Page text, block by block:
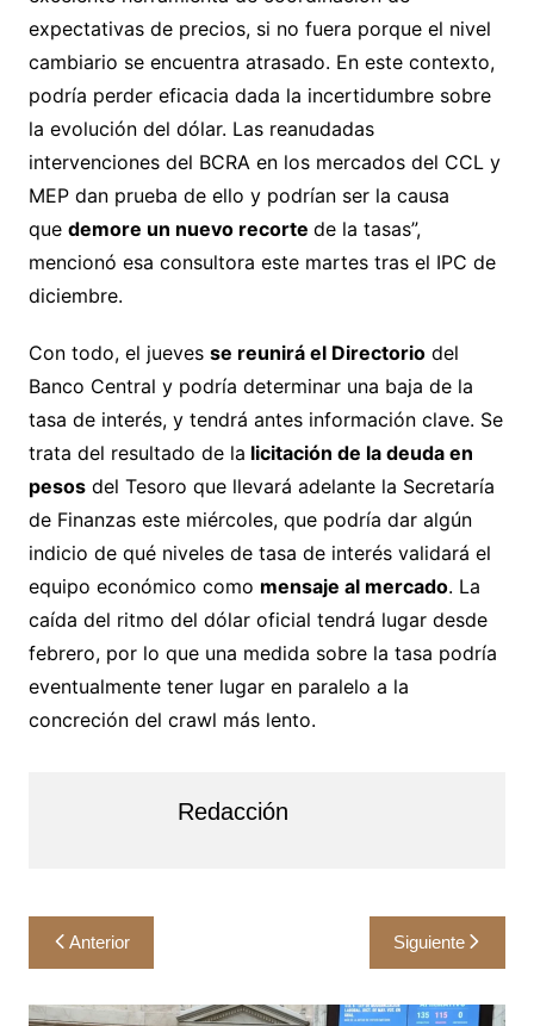
expectativas de precios, si no fuera porque el nivel
cambiario se encuentra atrasado. En este contexto,
podría perder eficacia dada la incertidumbre sobre
la evolución del dólar. Las reanudadas
intervenciones del BCRA en los mercados del CCL y
MEP dan prueba de ello y podrían ser la causa
que demore un nuevo recorte de la tasas”,
mencionó esa consultora este martes tras el IPC de
diciembre.
Con todo, el jueves se reunirá el Directoriodel
Banco Central y podría determinar una baja de la
tasa de interés, y tendrá antes información clave. Se
trata del resultado de la licitación de la deuda en
pesosdel Tesoro que llevará adelante la Secretaría
de Finanzas este miércoles, que podría dar algún
indicio de qué niveles de tasa de interés validará el
equipo económico como mensaje al mercado. La
caída del ritmo del dólar oficial tendrá lugar desde
febrero, por lo que una medida sobre la tasa podría
eventualmente tener lugar en paralelo a la
concreción del crawl más lento.
Redacción
Navegación
de
entradas
Anterior Siguiente